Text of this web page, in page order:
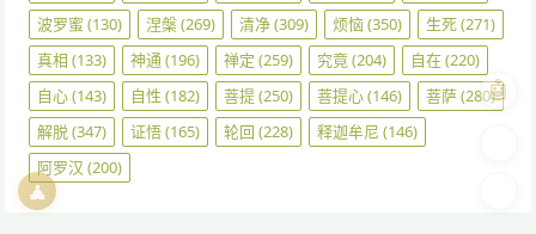
波罗蜜 (130) 涅槃(269) 清净(309) 烦恼(350) 生死(271)
真相 (133) 神通 (196) 禅定 (259) 究竟(204) 自在(220)
自心(143) 自性 (182) 菩提(250) 菩提心(146) 菩萨(280)
解脱(347) 证悟(165) 轮回 (228) 释迦牟尼 (146)
阿罗汉 (200)
🧘
🤖